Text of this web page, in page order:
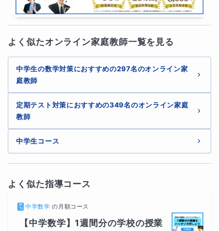
よく似たオンライン家庭教師一覧を見る
中学生の数学対策におすすめの297名のオンライン家
庭教師
定期テスト対策におすすめの349名のオンライン家庭
教師
中学生コース
よく似た指導コース
中学数学 の 月額コース
【中学数学】1週間分の学校の授業